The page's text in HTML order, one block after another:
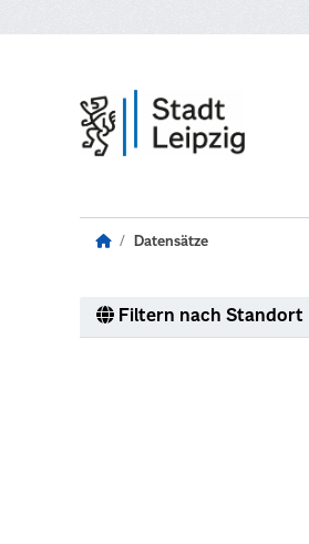
Datensätze
Filtern nach Standort